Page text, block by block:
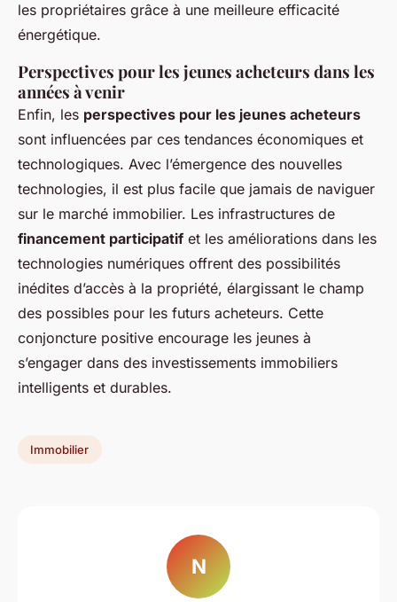
les propriétaires grâce à une meilleure efficacité
énergétique.
Perspectives pour les jeunes acheteurs dans les
années à venir
Enfin, les perspectives pour les jeunes acheteurs
sont influencées par ces tendances économiques et
technologiques. Avec l’émergence des nouvelles
technologies, il est plus facile que jamais de naviguer
sur le marché immobilier. Les infrastructures de
financement participatif et les améliorations dans les
technologies numériques offrent des possibilités
inédites d’accès à la propriété, élargissant le champ
des possibles pour les futurs acheteurs. Cette
conjoncture positive encourage les jeunes à
s’engager dans des investissements immobiliers
intelligents et durables.
Immobilier
N